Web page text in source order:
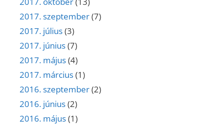
2017. szeptember(7)
2017. július(3)
2017. június(7)
2017. május(4)
2017. március(1)
2016. szeptember(2)
2016. június(2)
2016. május(1)